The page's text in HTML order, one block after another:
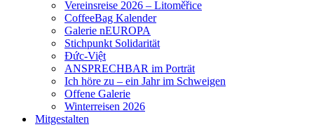
Vereinsreise 2026 – Litoměřice
CoffeeBag Kalender
Galerie nEUROPA
Stichpunkt Solidarität
Đức-Việt
ANSPRECHBAR im Porträt
Ich höre zu – ein Jahr im Schweigen
Offene Galerie
Winterreisen 2026
Mitgestalten